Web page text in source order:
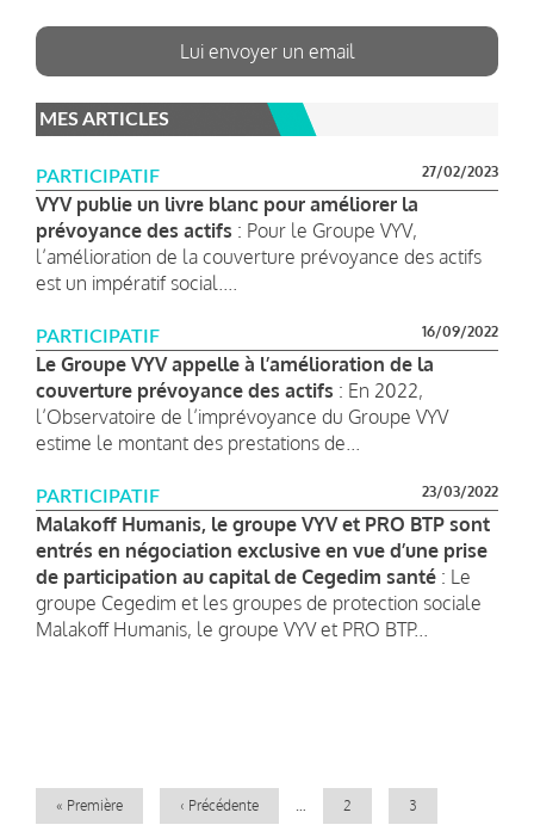
Lui envoyer un email
MES ARTICLES
PARTICIPATIF 27/02/2023
VYV publie un livre blanc pour améliorer la
prévoyance des actifs : Pour le Groupe VYV,
l’amélioration de la couverture prévoyance des actifs
est un impératif social....
PARTICIPATIF 16/09/2022
Le Groupe VYV appelle à l’amélioration de la
couverture prévoyance des actifs : En 2022,
l’Observatoire de l’imprévoyance du Groupe VYV
estime le montant des prestations de...
PARTICIPATIF 23/03/2022
Malakoff Humanis, le groupe VYV et PRO BTP sont
entrés en négociation exclusive en vue d’une prise
de participation au capital de Cegedim santé : Le
groupe Cegedim et les groupes de protection sociale
Malakoff Humanis, le groupe VYV et PRO BTP...
Première
« Première
Page
‹ Précédente Page
2 Page
3